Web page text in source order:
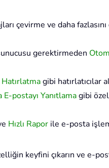
çevirme ve daha
gerektirmeden
gibi hatırlatıcılar
postayı Yanıtlamagibi
Hızlı Rapor ile e-posta
keyfini çıkarın ve e-